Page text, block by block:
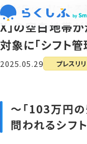
業種別活用
大規模展開向け
料金
紙とExcelによ
X」の空白地帯
対象に「シフト
2025.05.29 プレスリ
〜「103万円
問われるシフ